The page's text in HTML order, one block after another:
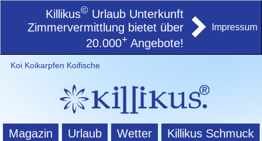
Killikus© Urlaub Unterkunft
Zimmervermittlung bietet über
20.000+ Angebote!
Impressum
Koi Koikarpfen Koifische
Magazin Urlaub Wetter Killikus Schmuck